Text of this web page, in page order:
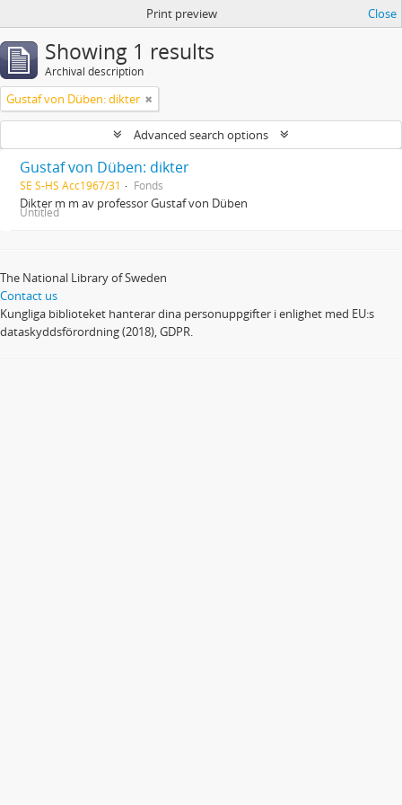
Print preview Close
Showing 1 results
Archival description
Gustaf von Düben: dikter
Advanced search options
Gustaf von Düben: dikter
SE S-HS Acc1967/31 Fonds
Dikter m m av professor Gustaf von Düben
Untitled
The National Library of Sweden
Contact us
Kungliga biblioteket hanterar dina personuppgifter i enlighet med EU:s
dataskyddsförordning (2018), GDPR.